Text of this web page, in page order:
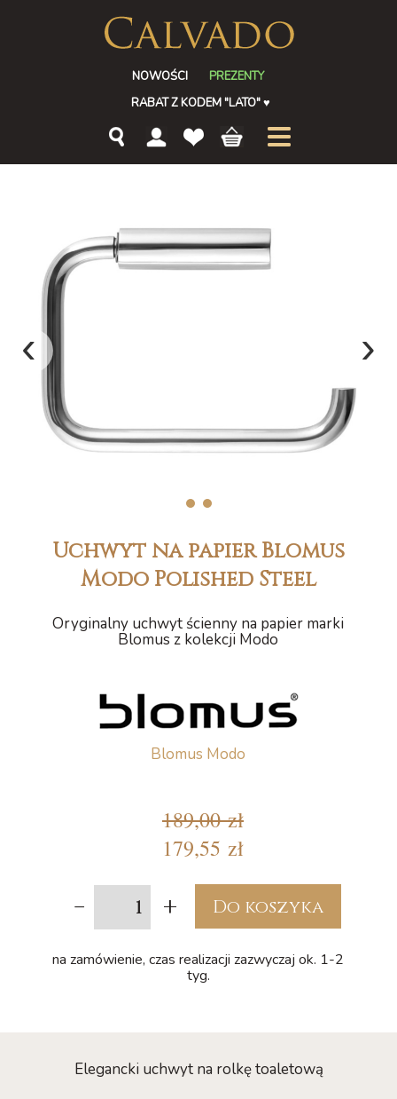
NOWOŚCI
PREZENTY
RABAT Z KODEM "LATO"♥
‹ ›
1 2
Uchwyt na papier Blomus
Modo Polished Steel
Oryginalny uchwyt ścienny na papier marki
Blomus z kolekcji Modo
Blomus Modo
189,00 zł
179,55 zł
- + Do koszyka
na zamówienie, czas realizacji zazwyczaj ok. 1-2
tyg.
Elegancki uchwyt na rolkę toaletową